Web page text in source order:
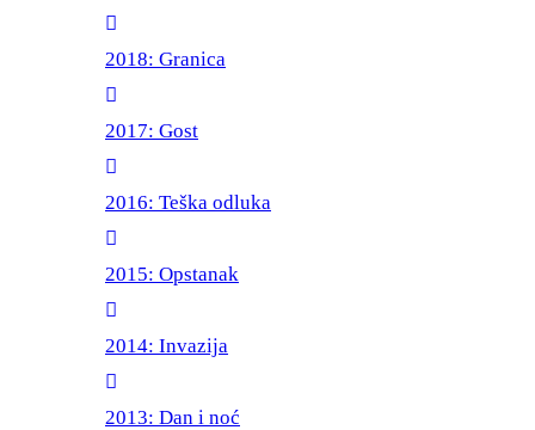
2018: Granica
2017: Gost
2016: Teška odluka
2015: Opstanak
2014: Invazija
2013: Dan i noć